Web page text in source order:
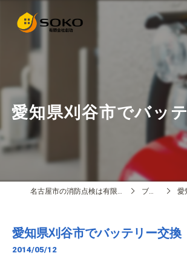
愛知県刈谷市でバッ
名古屋市の消防点検は有限会社創功 ブログ 愛
愛知県刈谷市でバッテリー交換
2014/05/12